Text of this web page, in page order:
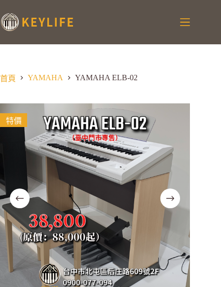
首頁 YAMAHA YAMAHA ELB‑02
特價